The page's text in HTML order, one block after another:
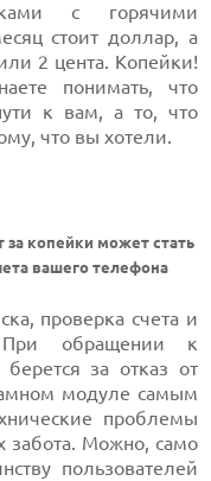
с горячими
стоит доллар, а
2 цента. Копейки!
понимать, что
к вам, а то, что
что вы хотели.
копейки может стать
вашего телефона
проверка счета и
обращении к
за отказ от
модуле самым
проблемы
забота. Можно, само
пользователей